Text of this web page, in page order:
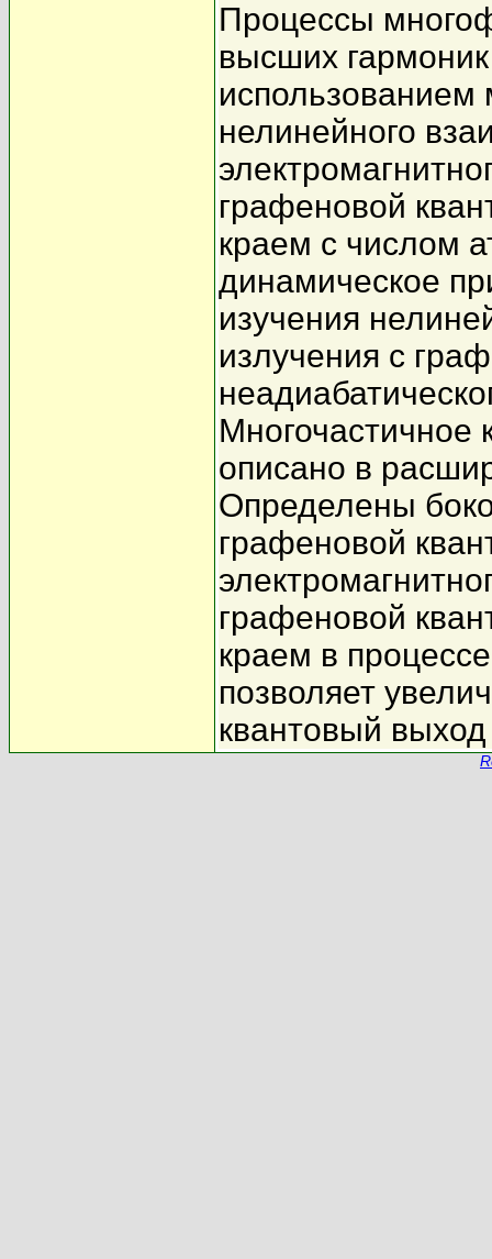
Процессы
высших
использованием
нелинейного
графеновой
краем с числом
динамическое
изучения
излучения с
Многочастичное
описано в
Определены
графеновой
графеновой
краем в
позволяет
квантовый